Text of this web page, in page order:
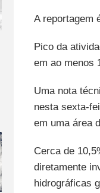
A reportagem
Pico da
em ao menos
Uma nota
nesta sexta-
em uma área
Cerca de
diretamente
hidrográficas